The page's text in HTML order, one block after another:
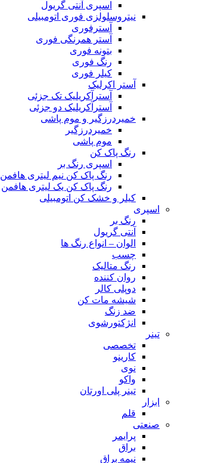
اسپری آنتی گریول
نیتروسلولزی فوری اتومبیلی
آسترفوری
آستر همرنگی فوری
بتونه فوری
رنگ فوری
کیلر فوری
آستر اکرلیک
آسترآکریلیک تک جزئی
آسترآکریلیک دو جزئی
خمیردرزگیر و موم پاشی
خمیردرزگیر
موم پاشی
رنگ پاک کن
اسپری رنگ بر
رنگ پاک کن نیم لیتری هافمن
رنگ پاک کن یک لیتری هافمن
کیلر و خشک کن اتومبیلی
اسپری
رنگ بر
آنتی گریول
الوان – انواع رنگ ها
چسب
رنگ متالیک
روان کننده
دوپلی کالر
شیشه مات کن
ضد زنگ
انژکتورشوی
تینر
تخصصی
کارینو
نوی
واکو
تینر پلی اورتان
ابزار
قلم
صنعتی
پرایمر
براق
نیمه براق